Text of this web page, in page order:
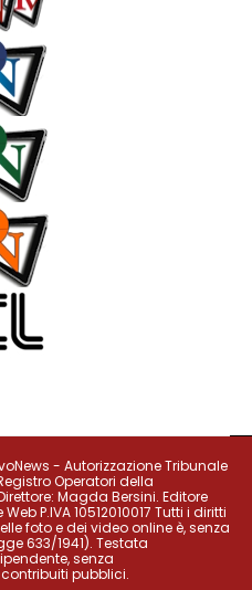
- Autorizzazione Tribunale
Operatori della
Magda Bersini. Editore
P.IVA 10512010017 Tutti i diritti
foto e dei video online è, senza
633/1941). Testata
senza
pubblici.